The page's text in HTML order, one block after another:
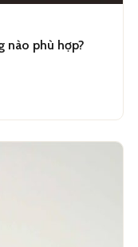
nào phù hợp?